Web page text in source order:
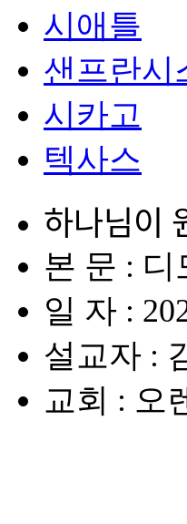
시애틀
샌프란시
시카고
텍사스
하나님이
본 문 : 디
일 자 :
설교자 :
교회 : 오